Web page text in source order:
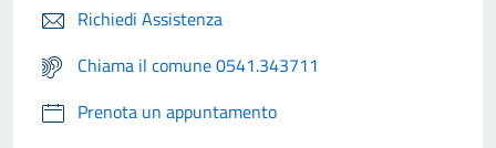
Richiedi Assistenza
Chiama il comune 0541.343711
Prenota un appuntamento